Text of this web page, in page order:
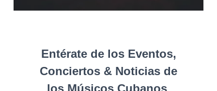
Entérate de los Eventos,
Conciertos & Noticias de